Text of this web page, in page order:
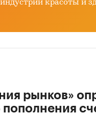
красоты и
рынков»